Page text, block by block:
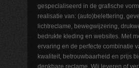
gespecialiseerd in de grafische
realisatie van: (auto)belettering,
lichtreclame, bewegwijzering,
bedrukte kleding en websites. Met
ervaring en de perfecte combinatie
kwaliteit, betrouwbaarheid en prijs
denkbare reclame. Wij leveren of